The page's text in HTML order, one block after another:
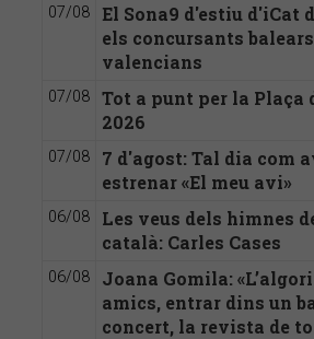
07/08
El Sona9 d'estiu d'iCat
els concursants
valencians
07/08
Tot a punt per la Plaça
2026
07/08
7 d'agost: Tal dia com
estrenar «El meu avi»
06/08
Les veus dels himnes
català: Carles Cases
06/08
Joana Gomila:
amics, entrar dins un
concert, la revista de